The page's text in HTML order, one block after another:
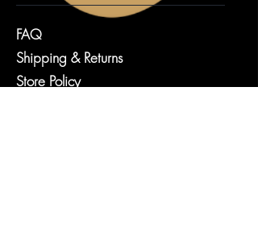
FAQ
Shipping & Returns
Store Policy